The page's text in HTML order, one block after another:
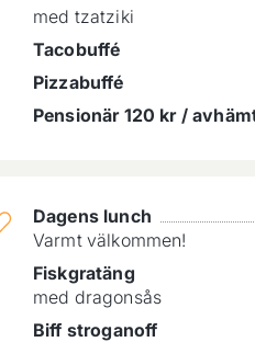
med tzatziki
Tacobuffé
Pizzabuffé
Pensionär 120 kr /
Dagens lunch
Varmt välkommen!
Fiskgratäng
med dragonsås
Biff stroganoff